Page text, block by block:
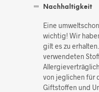
Nachhaltigkeit
Eine
wichtig! Wir
gilt es zu
verwendeten
von jeglichen für
Giftstoffen und